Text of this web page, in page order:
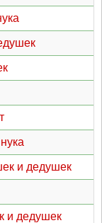
и дедушек
и дедушек